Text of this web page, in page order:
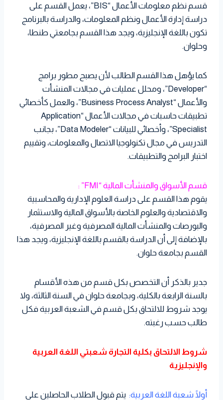
قسم نظم معلومات الأعمال “BIS”، يعمل القسم على
دراسة إدارة الأعمال ونظم المعلومات، والدراسة بالبرنامج
تكون باللغة الإنجليزية، ويجد هذا القسم بجامعتي طنطا،
وحلوان.
كما يؤهل هذا القسم الطالب لأن يصبح مطور برامج
“Developer”، ومحلل عمليات في مجالات المنشأت
والأعمال “Business Process Analyst”، والعمل كأخصائي
تطبيقات حاسبات في مجالات الأعمال “Application
Specialist”، وأخصائي للبيانات “Data Modeler”، بجانب
التدريس في مجال تكنولوجيا الاتصال والمعلومات، وتقييم
اختبار البرامج والتطبيقات.
قسم الأسواق والمنشأت المالية “FMI” :
يقوم هذا القسم على دراسة العلوم الإدارية والمحاسبية
والاقتصادية والعلوم الخاصة بالأسواق المالية والاستثمار
والبورصات والمنشأت المالية المصرفية وغير المصرفية،
بالإضافة إلى أن الدراسة بالقسم باللغة الإنجليزية، ويجد هذا
القسم بجامعة حلوان.
جدير بالذكر أن التخصص بكل قسم من هذه الأقسام
بالسنة الرابعة بالكلية، وبجامعة حلوان في السنة الثالثة، ولا
يوجد شروط للالتحاق بكل قسم في الشعبة العربية فكل
طالب حسب رغبته.
شروط الالتحاق بكلية التجارة شعبتي اللغة العربية
والإنجليزية
أولًا شعبة اللغة العربية: يتم قبول الطلاب الحاصلين على